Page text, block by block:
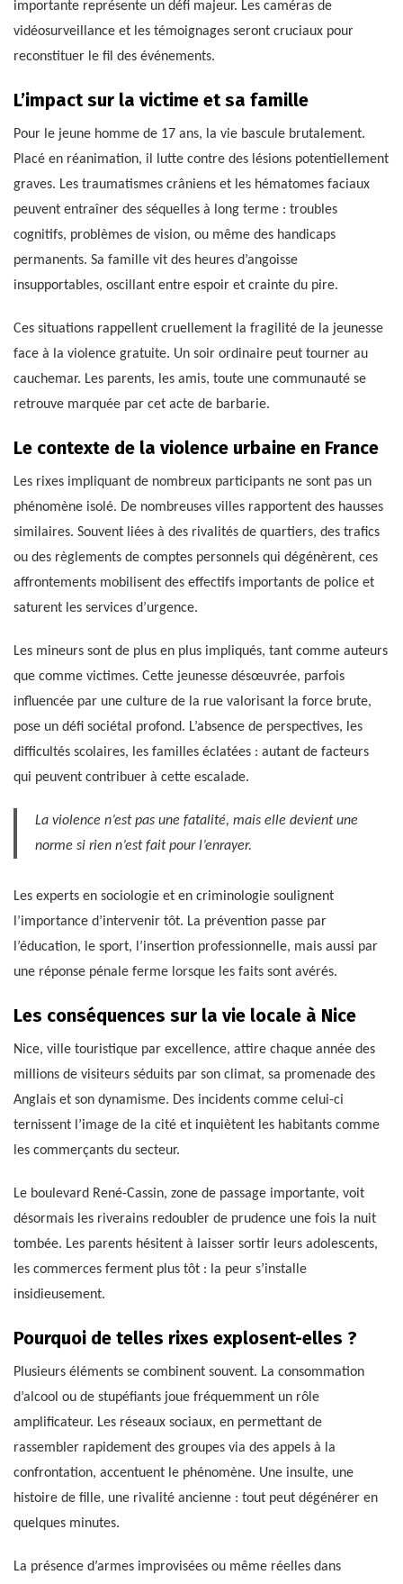
importante représente un défi majeur. Les caméras de
vidéosurveillance et les témoignages seront cruciaux pour
reconstituer le fil des événements.
L’impact sur la victime et sa famille
Pour le jeune homme de 17 ans, la vie bascule brutalement.
Placé en réanimation, il lutte contre des lésions potentiellement
graves. Les traumatismes crâniens et les hématomes faciaux
peuvent entraîner des séquelles à long terme : troubles
cognitifs, problèmes de vision, ou même des handicaps
permanents. Sa famille vit des heures d’angoisse
insupportables, oscillant entre espoir et crainte du pire.
Ces situations rappellent cruellement la fragilité de la jeunesse
face à la violence gratuite. Un soir ordinaire peut tourner au
cauchemar. Les parents, les amis, toute une communauté se
retrouve marquée par cet acte de barbarie.
Le contexte de la violence urbaine en France
Les rixes impliquant de nombreux participants ne sont pas un
phénomène isolé. De nombreuses villes rapportent des hausses
similaires. Souvent liées à des rivalités de quartiers, des trafics
ou des règlements de comptes personnels qui dégénèrent, ces
affrontements mobilisent des effectifs importants de police et
saturent les services d’urgence.
Les mineurs sont de plus en plus impliqués, tant comme auteurs
que comme victimes. Cette jeunesse désœuvrée, parfois
influencée par une culture de la rue valorisant la force brute,
pose un défi sociétal profond. L’absence de perspectives, les
difficultés scolaires, les familles éclatées : autant de facteurs
qui peuvent contribuer à cette escalade.
La violence n’est pas une fatalité, mais elle devient une
norme si rien n’est fait pour l’enrayer.
Les experts en sociologie et en criminologie soulignent
l’importance d’intervenir tôt. La prévention passe par
l’éducation, le sport, l’insertion professionnelle, mais aussi par
une réponse pénale ferme lorsque les faits sont avérés.
Les conséquences sur la vie locale à Nice
Nice, ville touristique par excellence, attire chaque année des
millions de visiteurs séduits par son climat, sa promenade des
Anglais et son dynamisme. Des incidents comme celui-ci
ternissent l’image de la cité et inquiètent les habitants comme
les commerçants du secteur.
Le boulevard René-Cassin, zone de passage importante, voit
désormais les riverains redoubler de prudence une fois la nuit
tombée. Les parents hésitent à laisser sortir leurs adolescents,
les commerces ferment plus tôt : la peur s’installe
insidieusement.
Pourquoi de telles rixes explosent-elles ?
Plusieurs éléments se combinent souvent. La consommation
d’alcool ou de stupéfiants joue fréquemment un rôle
amplificateur. Les réseaux sociaux, en permettant de
rassembler rapidement des groupes via des appels à la
confrontation, accentuent le phénomène. Une insulte, une
histoire de fille, une rivalité ancienne : tout peut dégénérer en
quelques minutes.
La présence d’armes improvisées ou même réelles dans